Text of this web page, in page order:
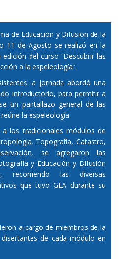
de Educación y Difusión de la
11 de Agosto se realizó en la
del curso “Descubrir las
a la espeleología”.
la jornada abordó una
introductorio, para permitir a
un pantallazo general de las
la espeleología.
los tradicionales módulos de
Topografía, Catastro,
se agregaron las
y Educación y Difusión
recorriendo las diversas
que tuvo GEA durante su
a cargo de miembros de la
de cada módulo en